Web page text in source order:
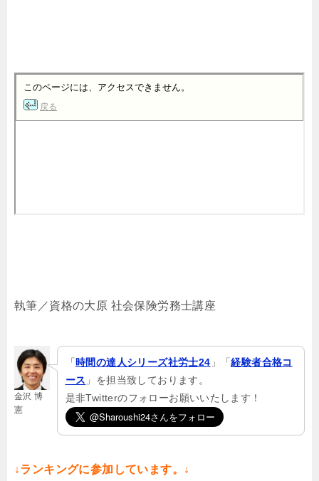
執筆／資格の大原 社会保険労務士講座
金沢 博
憲
「 時間の達人シリーズ社労士24 」「経験者合格コ
ース 」を担当致しております。
是非Twitterのフォローお願いいたします！
↓ランキングに参加しています。↓